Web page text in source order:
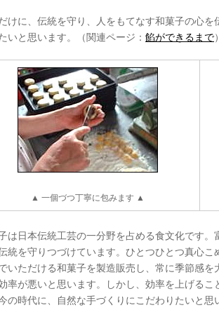
けに、伝統を守り、人をもてなす和菓子の心
いと思います。（関連ページ： 餡ができるまで）
▲ 一個づつ丁寧に包みます ▲
は日本伝統工芸の一分野を占める食文化です
統を守りつづけています。ひとつひとつ真心
いただける和菓子を製造販売し、常に季節感
率が悪いと思います。しかし、効率を上げるこ
の時代に、自然な手づくりにこだわりたいと